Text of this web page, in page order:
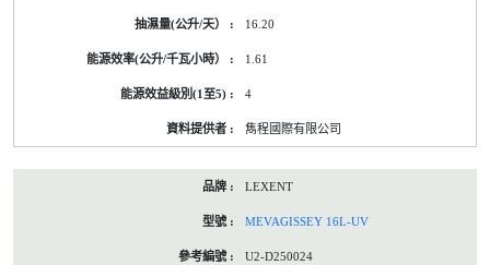
16.20
1.61
4
雋程國際有限公司
LEXENT
MEVAGISSEY 16L-UV
U2-D250024